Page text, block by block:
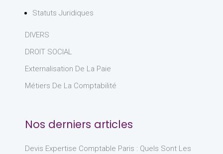
Statuts Juridiques
DIVERS
DROIT SOCIAL
Externalisation De La Paie
Métiers De La Comptabilité
Nos derniers articles
Devis Expertise Comptable Paris : Quels Sont Les